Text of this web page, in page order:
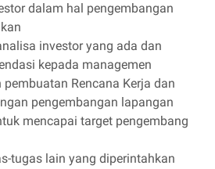
dalam hal pengembangan
investor yang ada dan
kepada managemen
Rencana Kerja dan
pengembangan lapangan
mencapai target pengembang
tugas lain yang diperintahkan